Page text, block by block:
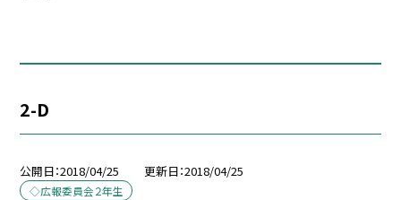
2-D
公開日 2018/04/25 更新日 2018/04/25
◇広報委員会２年生